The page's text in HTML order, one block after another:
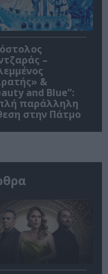
–
&
and Blue”:
παράλληλη
στην Πάτμο